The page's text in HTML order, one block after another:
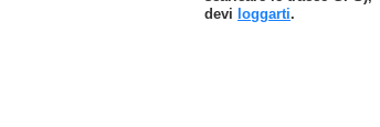
devi loggarti.